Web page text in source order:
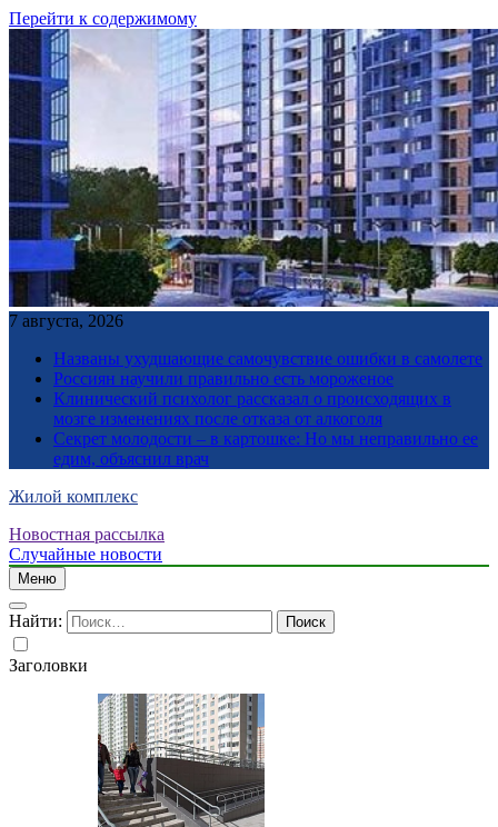
Перейти к содержимому
7 августа, 2026
Названы ухудшающие самочувствие ошибки в самолете
Россиян научили правильно есть мороженое
Клинический психолог рассказал о происходящих в
мозге изменениях после отказа от алкоголя
Секрет молодости – в картошке: Но мы неправильно ее
едим, объяснил врач
Жилой комплекс
Новостная рассылка
Случайные новости
Меню
Найти:
Заголовки